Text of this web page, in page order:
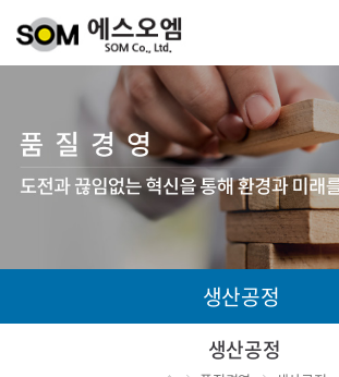
생산공정
생산공정